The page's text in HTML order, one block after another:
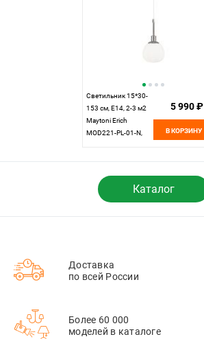
Светильник 15*30-
153 см, E14, 2-3 м2
Maytoni Erich
MOD221-PL-01-N,
5 990 ₽
В КОРЗИНУ
Каталог
Доставка
по всей России
Более 60 000
моделей в каталоге